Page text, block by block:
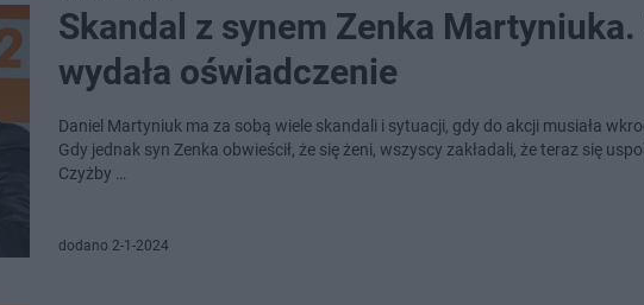
Skandal z synem Zenka Martyniuka.
wydała oświadczenie
Daniel Martyniuk ma za sobą wiele skandali i sytuacji, gdy do akcji musiała
Gdy jednak syn Zenka obwieścił, że się żeni, wszyscy zakładali, że teraz się
Czyżby …
dodano 2-1-2024